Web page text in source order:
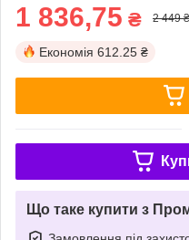
1 836,75 ₴ 2 449 ₴
Економія 612.25 ₴
Що таке купити з